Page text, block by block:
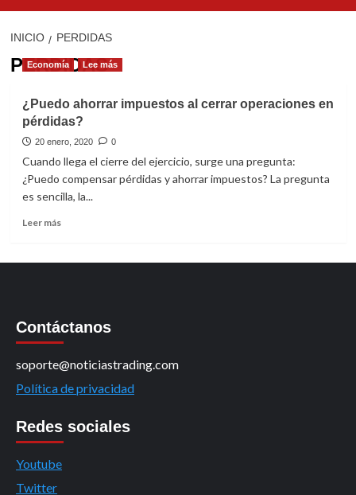
INICIO PERDIDAS
PERDIDAS
Economía Lee más
¿Puedo ahorrar impuestos al cerrar operaciones en
pérdidas?
20 enero, 2020 0
Cuando llega el cierre del ejercicio, surge una pregunta:
¿Puedo compensar pérdidas y ahorrar impuestos? La pregunta
es sencilla, la...
Leer másLeer
¿Puedo
cerrar
operaciones
pérdidas?
Contáctanos
soporte@noticiastrading.com
Política de privacidad
Redes sociales
Youtube
Twitter